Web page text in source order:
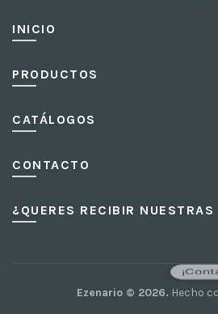
INICIO
PRODUCTOS
CATÁLOGOS
CONTACTO
¿QUERES RECIBIR
Ezenario © 2026. Hecho